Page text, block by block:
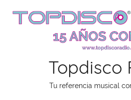
Topdisco
Tu referencia musical